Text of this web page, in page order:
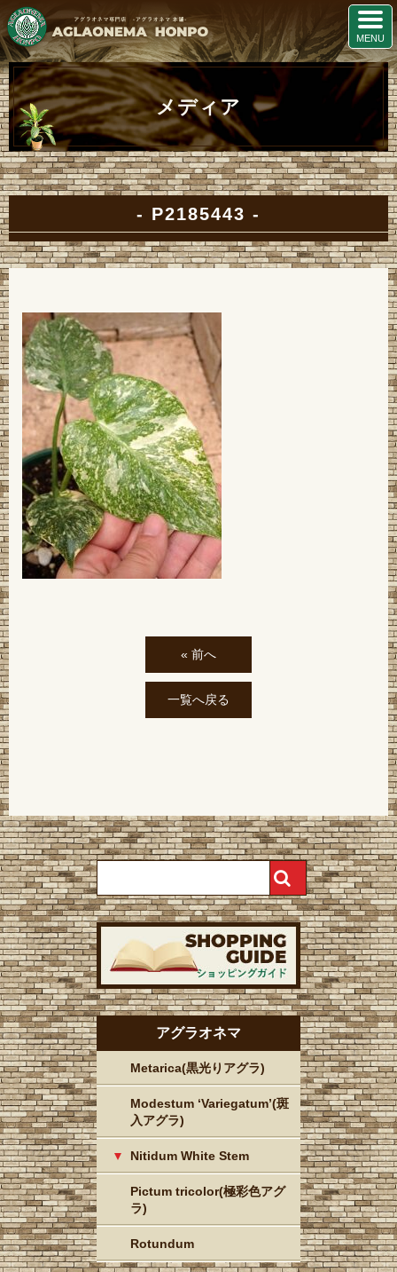
メディア
P2185443
« 前へ
一覧へ戻る
アグラオネマ
Metarica(黒光りアグラ)
Modestum ‘Variegatum’(斑
入アグラ)
Nitidum White Stem
Pictum tricolor(極彩色アグ
ラ)
Rotundum